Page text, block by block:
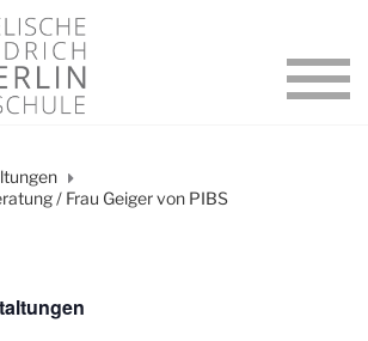
/ Frau Geiger von PIBS